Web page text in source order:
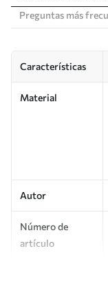
Preguntas más
Características
Material
Autor
Número de
artículo